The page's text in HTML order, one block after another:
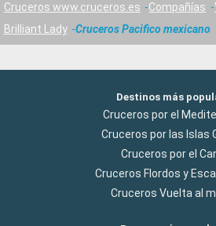
Cruceros www.cruceros.es Compañías
Brilliant Lady
Cruceros Pacifico mexicano
Destinos más
Cruceros por el
Cruceros por las Islas
Cruceros por el
Cruceros Flordos y
Cruceros Vuelta al